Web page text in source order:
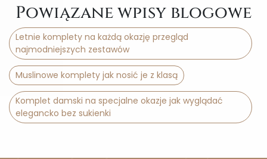
Powiązane wpisy blogowe
Letnie komplety na każdą okazję przegląd
najmodniejszych zestawów
Muslinowe komplety jak nosić je z klasą
Komplet damski na specjalne okazje jak wyglądać
elegancko bez sukienki